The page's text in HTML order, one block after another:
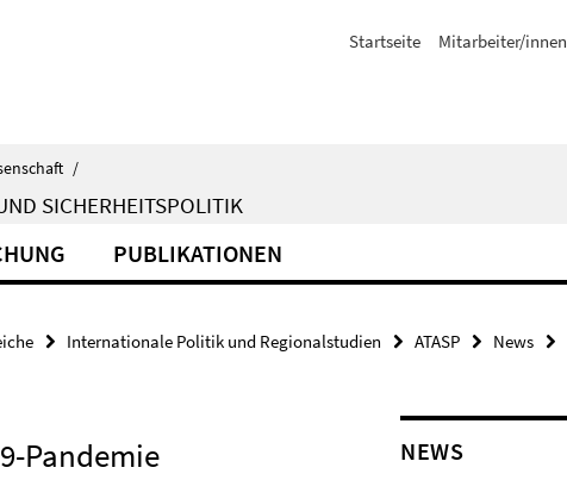
Startseite Mitarbeiter/innen
/
SICHERHEITSPOLITIK
PUBLIKATIONEN
Internationale Politik und Regionalstudien ATASP News
Pandemie NEWS